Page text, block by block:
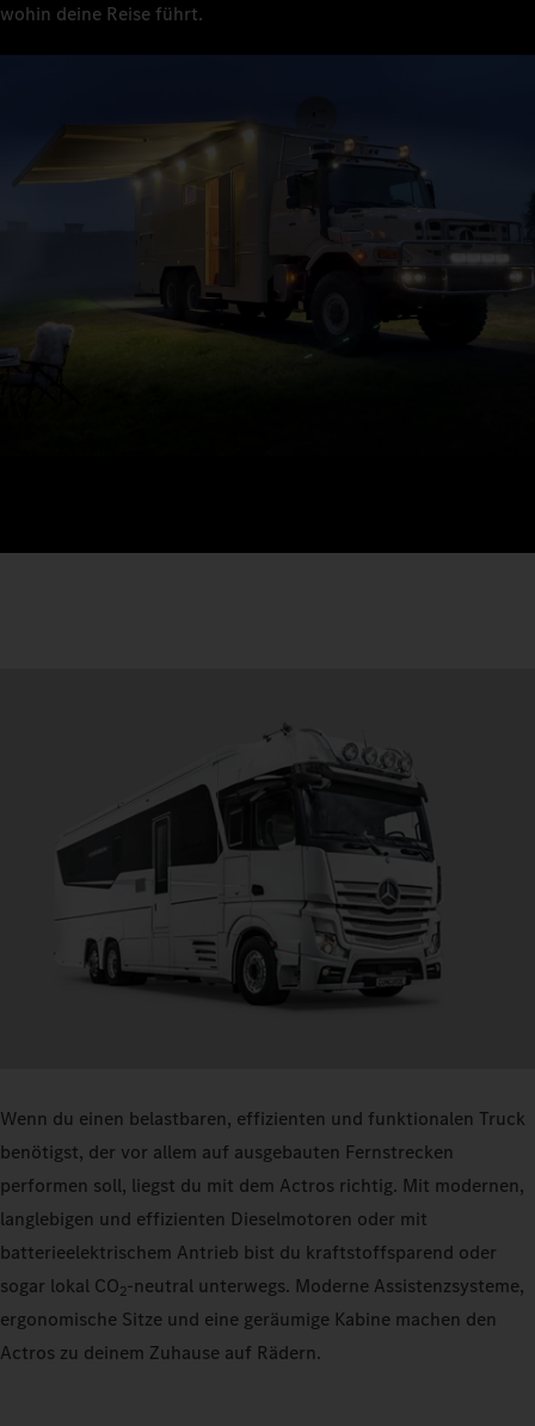
wohin deine Reise führt.
Wenn du einen belastbaren, effizienten und funktionalen Truck
benötigst, der vor allem auf ausgebauten Fernstrecken
performen soll, liegst du mit dem Actros richtig. Mit modernen,
langlebigen und effizienten Dieselmotoren oder mit
batterieelektrischem Antrieb bist du kraftstoffsparend oder
sogar lokal CO2-neutral unterwegs. Moderne Assistenzsysteme,
ergonomische Sitze und eine geräumige Kabine machen den
Actros zu deinem Zuhause auf Rädern.